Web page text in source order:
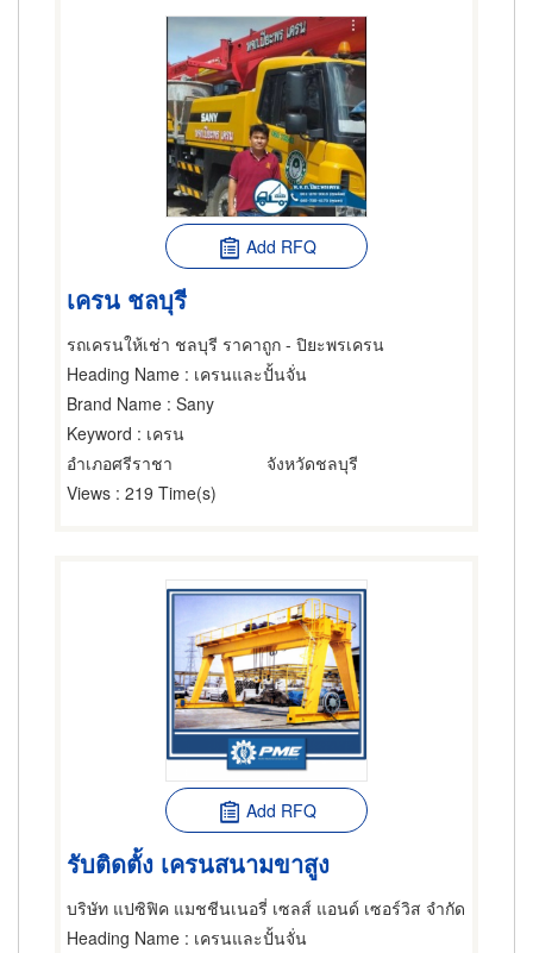
Add RFQ
เครน ชลบุรี
รถเครนให้เช่า ชลบุรี ราคาถูก - ปิยะพรเครน
Heading Name : เครนและปั้นจั่น
Brand Name : Sany
Keyword : เครน
อำเภอศรีราชา
จังหวัดชลบุรี
Views : 219 Time(s)
Add RFQ
รับติดตั้ง เครนสนามขาสูง
บริษัท แปซิฟิค แมชชีนเนอรี่ เซลส์ แอนด์ เซอร์วิส จำกัด
Heading Name : เครนและปั้นจั่น